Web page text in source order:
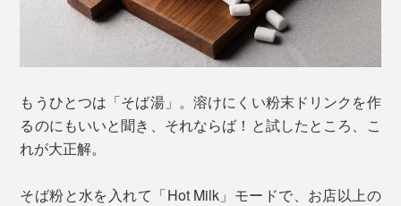
もうひとつは「そば湯」。溶けにくい粉末ドリンクを作
るのにもいいと聞き、それならば！と試したところ、こ
れが大正解。
そば粉と水を入れて「Hot Milk」モードで、お店以上の